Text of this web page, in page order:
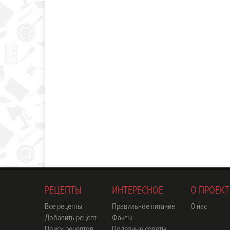
РЕЦЕПТЫ
Все рецепты
Добавить рецепт
ИНТЕРЕСНОЕ
Правильное питание
Факты
О
О нас